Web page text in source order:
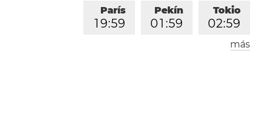
Tokio
02:59
Pekín
01 :59
París
1 9:59
Londres
más